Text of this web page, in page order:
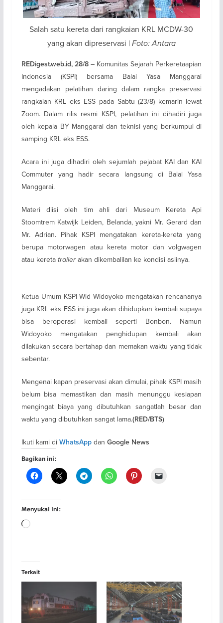
Salah satu kereta dari rangkaian KRL MCDW-30
yang akan dipreservasi | Foto: Antara
REDigest.web.id, 28/8– Komunitas Sejarah Perkeretaapian
Indonesia (KSPI) bersama Balai Yasa Manggarai
mengadakan pelatihan daring dalam rangka preservasi
rangkaian KRL eks ESS pada Sabtu (23/8) kemarin lewat
Zoom. Dalam rilis resmi KSPI, pelatihan ini dihadiri juga
oleh kepala BY Manggarai dan teknisi yang berkumpul di
samping KRL eks ESS.
Acara ini juga dihadiri oleh sejumlah pejabat KAI dan KAI
Commuter yang hadir secara langsung di Balai Yasa
Manggarai.
Materi diisi oleh tim ahli dari Museum Kereta Api
Stoomtrem Katwijk Leiden, Belanda, yakni Mr. Gerard dan
Mr. Adrian. Pihak KSPI mengatakan kereta-kereta yang
berupa motorwagen atau kereta motor dan volgwagen
atau kereta trailerakan dikembalilan ke kondisi aslinya.
Ketua Umum KSPI Wid Widoyoko mengatakan rencananya
juga KRL eks ESS ini juga akan dihidupkan kembali supaya
bisa beroperasi kembali seperti Bonbon. Namun
Widoyoko mengatakan penghidupan kembali akan
dilakukan secara bertahap dan memakan waktu yang tidak
sebentar.
Mengenai kapan preservasi akan dimulai, pihak KSPI masih
belum bisa memastikan dan masih menunggu kesiapan
mengingat biaya yang dibutuhkan sangatlah besar dan
waktu yang dibutuhkan sangat lama.(RED/BTS)
Ikuti kami di WhatsAppdan Google News
Bagikan ini:
Menyukai ini:
Memuat...
Terkait